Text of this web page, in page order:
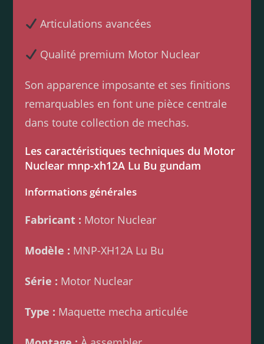
Articulations avancées
Qualité premium Motor Nuclear
Son apparence imposante et ses finitions
remarquables en font une pièce centrale
dans toute collection de mechas.
Les caractéristiques techniques du Motor
Nuclear mnp-xh12A Lu Bu gundam
Informations générales
Fabricant : Motor Nuclear
Modèle : MNP-XH12A Lu Bu
Série : Motor Nuclear
Type : Maquette mecha articulée